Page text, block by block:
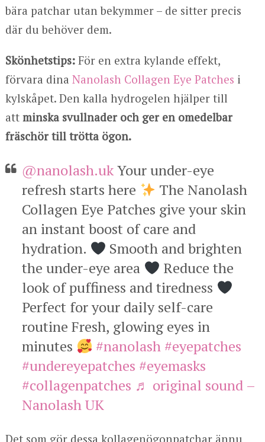
bära patchar utan bekymmer – de sitter precis
där du behöver dem.
Skönhetstips:För en extra kylande effekt,
förvara dina Nanolash Collagen Eye Patches i
kylskåpet. Den kalla hydrogelen hjälper till
att minska svullnader och ger en omedelbar
fräschör till trötta ögon.
@nanolash.ukYour under-eye
refresh starts here
The Nanolash
Collagen Eye Patches give your skin
an instant boost of care and
hydration.
Smooth and brighten
the under-eye area
Reduce the
look of puffiness and tiredness
Perfect for your daily self-care
routine Fresh, glowing eyes in
minutes
#nanolash #eyepatches
#undereyepatches #eyemasks
#collagenpatches ♬ original sound –
Nanolash UK
Det som gör dessa kollagenögonpatchar ännu